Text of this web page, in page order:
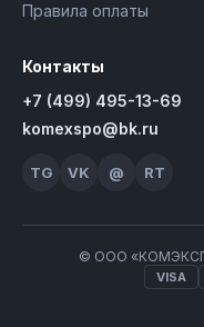
Правила оплаты
Контакты
+7 (499) 495-13-69
komexspo@bk.ru
TG VK @ RT
© ООО
VISA